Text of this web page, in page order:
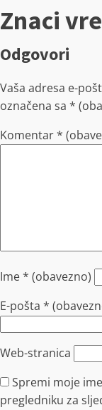
Znaci
Odgovori
Vaša adresa e-
označena sa *
Komentar*
Ime* (obavezno)
E-pošta *
Web-stranica
Spremi moje
pregledniku za